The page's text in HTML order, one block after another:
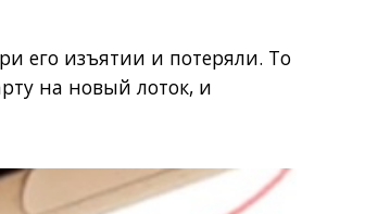
его изъятии и потеряли. То
на новый лоток, и